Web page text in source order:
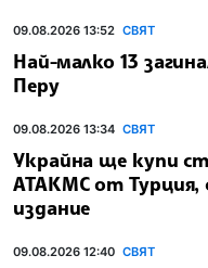
09.08.2026 13:52 СВЯТ
Най-малко 13
Перу
09.08.2026 13:34 СВЯТ
Украйна ще купи
АТАКМС от Турция,
издание
09.08.2026 12:40 СВЯТ